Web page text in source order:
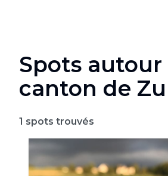
Spots autour
canton de
1 spots trouvés